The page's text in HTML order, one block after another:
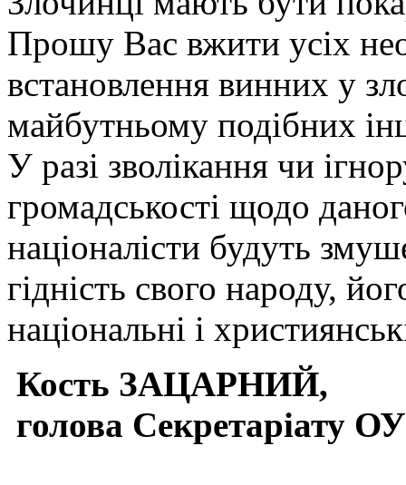
Прошу Вас вжити усіх
встановлення винних у
майбутньому подібних
У разі зволікання чи
громадськості щодо
націоналісти будуть
гідність свого народу,
національні і
Кость ЗАЦАРНИЙ,
голова